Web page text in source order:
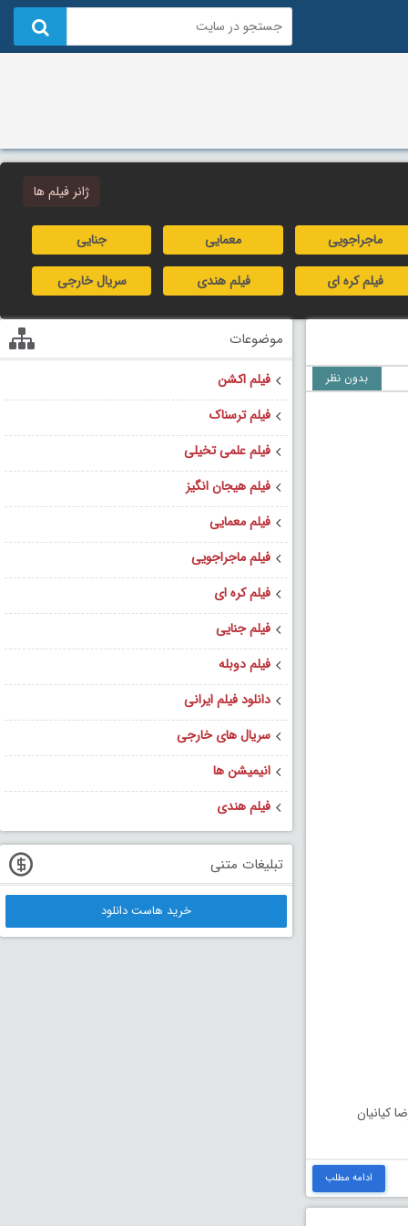
ژانر فیلم ها
ماجراجویی معمایی جنایی
فیلم کره ای فیلم هندی سریال خارجی
بدون نظر
کیانیان
ادامه مطلب
موضوعات
فیلم اکشن
فیلم ترسناک
فیلم علمی تخیلی
فیلم هیجان انگیز
فیلم معمایی
فیلم ماجراجویی
فیلم کره ای
فیلم جنایی
فیلم دوبله
دانلود فیلم ایرانی
سریال های خارجی
انیمیشن ها
فیلم هندی
تبلیغات متنی
خرید هاست دانلود